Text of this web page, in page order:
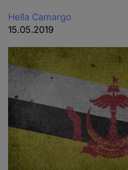
Hella Camargo
15.05.2019